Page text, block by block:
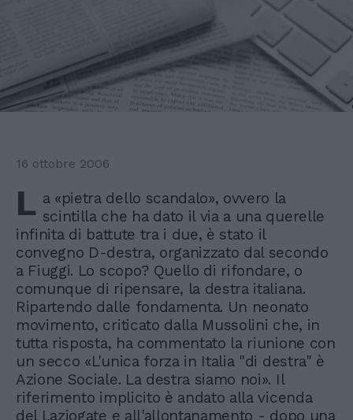
16 ottobre 2006
L a «pietra dello scandalo», ovvero la
scintilla che ha dato il via a una querelle
infinita di battute tra i due, è stato il
convegno D-destra, organizzato dal secondo
a Fiuggi. Lo scopo? Quello di rifondare, o
comunque di ripensare, la destra italiana.
Ripartendo dalle fondamenta. Un neonato
movimento, criticato dalla Mussolini che, in
tutta risposta, ha commentato la riunione con
un secco «L'unica forza in Italia "di destra" è
Azione Sociale. La destra siamo noi». Il
riferimento implicito è andato alla vicenda
del Laziogate e all'allontanamento - dopo una